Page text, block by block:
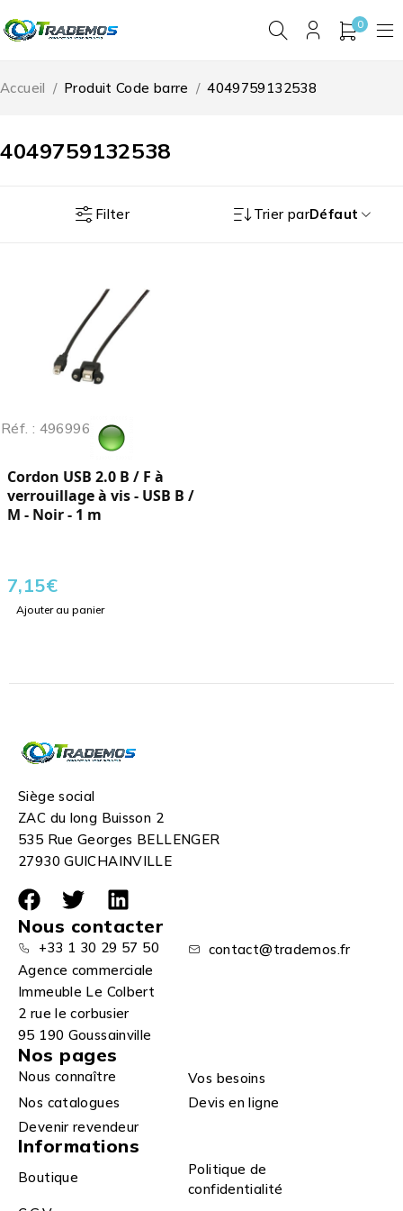
0
4049759132538
Accueil / Produit Code barre / 4049759132538
Filter Trier parDéfaut
Réf. : 496996
Cordon USB 2.0 B / F à
verrouillage à vis - USB B /
M - Noir - 1 m
7,15€
Ajouter au panier
Siège social
ZAC du long Buisson 2
535 Rue Georges BELLENGER
27930 GUICHAINVILLE
Nous contacter
+33 1 30 29 57 50
contact@trademos.fr
Agence commerciale
Immeuble Le Colbert
2 rue le corbusier
95 190 Goussainville
Nos pages
Nous connaître
Vos besoins
Nos catalogues
Devis en ligne
Devenir revendeur
Informations
Boutique
Politique de
confidentialité